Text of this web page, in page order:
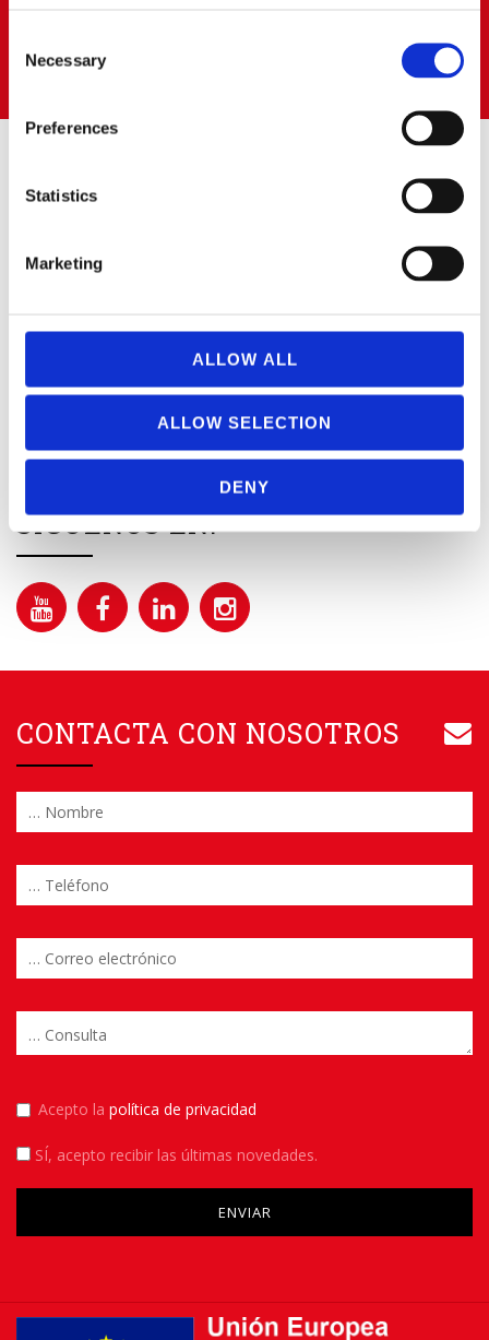
Selection
Necessary
Preferences
Statistics
Marketing
ALLOW ALL
ALLOW SELECTION
DENY
28660 BOADILLA DEL MONTE (Madrid)
SUSCRÍBETE AL BOLETÍN
Puedes suscribirte a nuestro boletín de noticias para recibir las
novedades.
Please leave this field empty.
SÍGUENOS EN:
CONTACTA CON NOSOTROS
Acepto la política de privacidad
SÍ, acepto recibir las últimas novedades.
Please leave this field empty.